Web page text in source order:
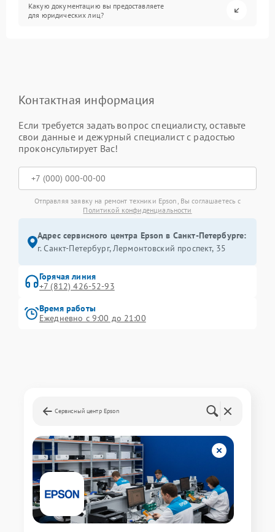
Какую документацию вы предоставляете
для юридических лиц?
Контактная информация
Если требуется задать вопрос специалисту, оставьте
свои данные и дежурный специалист с радостью
проконсультирует Вас!
Отправляя заявку на ремонт техники Epson, Вы соглашаетесь с
Политикой конфиденциальности
Адрес сервисного центра Epson в Санкт-Петербурге:
г. Санкт-Петербург, Лермонтовский проспект, 35
Горячая линия
+7 (812) 426-52-93
Время работы
Ежедневно с 9:00 до 21:00
Сервисный центр Epson